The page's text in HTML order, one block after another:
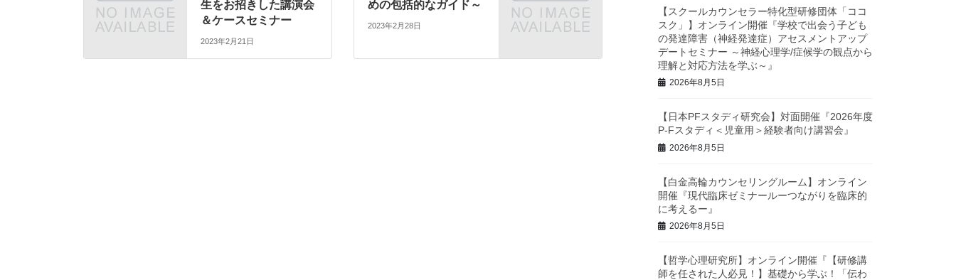
生をお招きした講演会
＆ケースセミナー
2023年2月21日
めの包括的なガイド～
2023年2月28日
【スクールカウンセラー特化型研修団体「ココ
スク」】オンライン開催『学校で出会う子ども
の発達障害（神経発達症）アセスメントアップ
デートセミナー ～神経心理学/症候学の観点から
理解と対応方法を学ぶ～』
2026年8月5日
【日本PFスタディ研究会】対面開催『2026年度
P-Fスタディ＜児童用＞経験者向け講習会』
2026年8月5日
【白金高輪カウンセリングルーム】オンライン
開催『現代臨床ゼミナールーつながりを臨床的
に考えるー』
2026年8月5日
【哲学心理研究所】オンライン開催『【研修講
師を任された人必見！】基礎から学ぶ！「伝わ